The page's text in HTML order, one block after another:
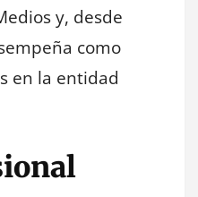
y, desde
como
en la entidad